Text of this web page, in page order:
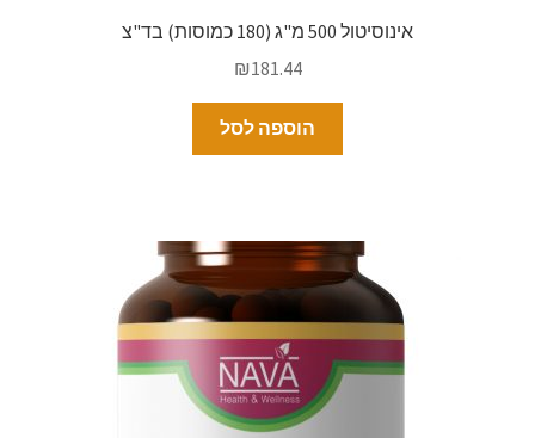
אינוסיטול 500 מ"ג (180 כמוסות) בד"צ
₪181.44
הוספה לסל